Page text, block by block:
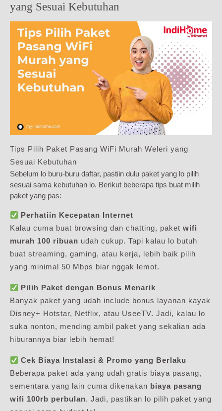
yang Sesuai Kebutuhan
Tips Pilih Paket Pasang WiFi Murah Weleri yang
Sesuai Kebutuhan
Sebelum lo buru-buru daftar, pastiin dulu paket yang lo pilih
sesuai sama kebutuhan lo. Berikut beberapa tips buat milih
paket yang pas:
Perhatiin Kecepatan Internet
Kalau cuma buat browsing dan chatting, paket wifi
murah 100 ribuan udah cukup. Tapi kalau lo butuh
buat streaming, gaming, atau kerja, lebih baik pilih
yang minimal 50 Mbps biar nggak lemot.
Pilih Paket dengan Bonus Menarik
Banyak paket yang udah include bonus layanan kayak
Disney+ Hotstar, Netflix, atau UseeTV. Jadi, kalau lo
suka nonton, mending ambil paket yang sekalian ada
hiburannya biar lebih hemat!
Cek Biaya Instalasi & Promo yang Berlaku
Beberapa paket ada yang udah gratis biaya pasang,
sementara yang lain cuma dikenakan biaya pasang
wifi 100rb perbulan. Jadi, pastikan lo pilih paket yang